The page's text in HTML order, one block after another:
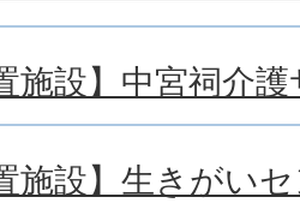
施設】中宮祠介
施設】生きがい